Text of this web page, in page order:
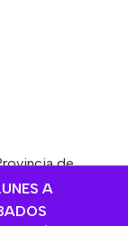
A
de